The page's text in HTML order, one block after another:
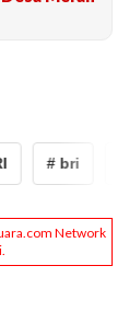
# bri